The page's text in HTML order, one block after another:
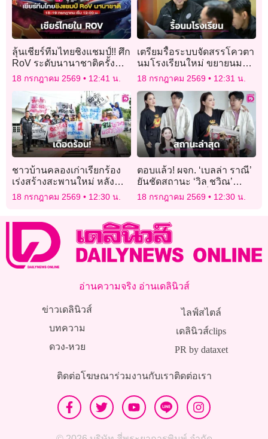
ลุ้นเชียร์ทีมไทยชิงแชมป์!! ศึก
RoV ระดับนานาชาติครั้ง
ใหญ่แห่งปี “APL 2026”
18 กรกฎาคม 2569 12:41 น.
เตรียมรื้อระบบจัดสรรโควตา
นมโรงเรียนใหม่ ขยายนมฟรี
ถึง ม.3
18 กรกฎาคม 2569 12:31 น.
ชาวบ้านคลองเก่าเรียกร้อง
เร่งสร้างสะพานใหม่ หลัง
ล่าช้านานนับเดือนส่งผลกระ
ทบเศรษฐกิจในพื้นที่
18 กรกฎาคม 2569 12:30 น.
ตอบแล้ว! ผจก. ‘เบลล่า ราณี’
ยันชัดสถานะ ‘วิล ชวิณ’
ล่าสุด หลังมีคนเห็นควงคู่สวี
ทสิงคโปร์
18 กรกฎาคม 2569 12:30 น.
อ่านความจริง อ่านเดลินิวส์
ข่าวเดลินิวส์
บทความ
ดวง-หวย
ไลฟ์สไตล์
เดลินิวส์clips
PR by dataxet
ติดต่อโฆษณาร่วมงานกับเราติดต่อเรา